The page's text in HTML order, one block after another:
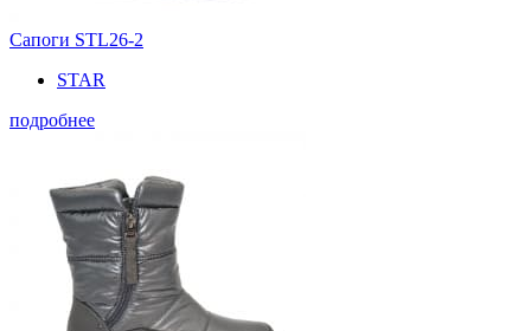
Сапоги STL26-2
STAR
подробнее